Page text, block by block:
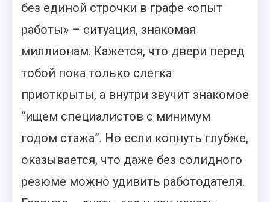
без единой строчки в графе «опыт
работы» – ситуация, знакомая
миллионам. Кажется, что двери перед
тобой пока только слегка
приоткрыты, а внутри звучит знакомое
“ищем специалистов с минимум
годом стажа”. Но если копнуть глубже,
оказывается, что даже без солидного
резюме можно удивить работодателя.